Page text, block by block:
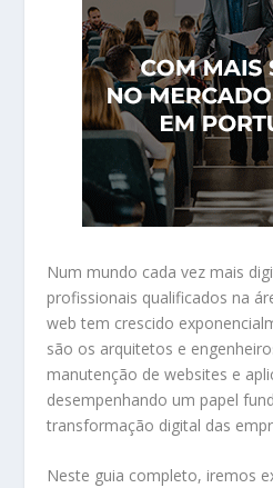
Num mundo cada vez mais
profissionais qualificados na
web tem crescido
são os arquitetos e
manutenção de websites e
desempenhando um papel
transformação digital das
Neste guia completo, iremos